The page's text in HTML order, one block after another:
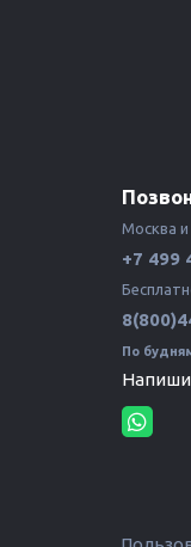
Москва и
+7 499
По